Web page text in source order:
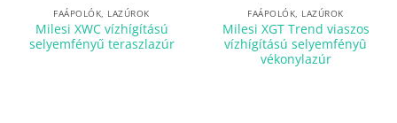
FAÁPOLÓK, LAZÚROK
Milesi XWC vízhígítású
selyemfényű teraszlazúr
FAÁPOLÓK, LAZÚROK
Milesi XGT Trend viaszos
vízhígítású selyemfényû
vékonylazúr